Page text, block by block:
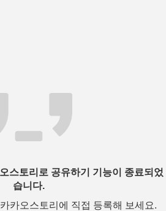
스토리로 공유하기 기능이 종료되었
습니다.
카오스토리에 직접 등록해 보세요.